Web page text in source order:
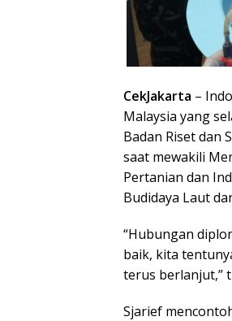
CekJakarta –
Malaysia yang
Badan Riset dan
saat mewakili
Pertanian dan
Budidaya Laut
“Hubungan
baik, kita
terus berlanjut,”
Sjarief